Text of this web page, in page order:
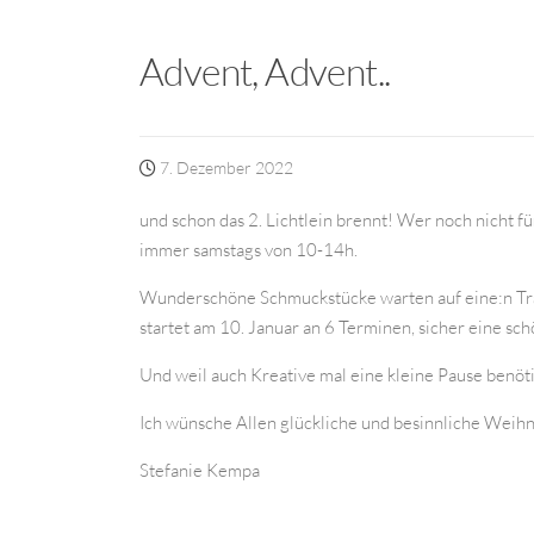
Advent, Advent..
7. Dezember 2022
und schon das 2. Lichtlein brennt! Wer noch nicht
immer samstags von 10-14h.
Wunderschöne Schmuckstücke warten auf eine:n
startet am 10. Januar an 6 Terminen, sicher eine
Und weil auch Kreative mal eine kleine Pause
Ich wünsche Allen glückliche und besinnliche
Stefanie Kempa